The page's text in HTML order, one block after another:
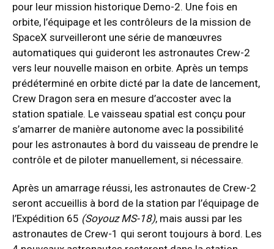
pour leur mission historique Demo-2. Une fois en
orbite, l’équipage et les contrôleurs de la mission de
SpaceX surveilleront une série de manœuvres
automatiques qui guideront les astronautes Crew-2
vers leur nouvelle maison en orbite. Après un temps
prédéterminé en orbite dicté par la date de lancement,
Crew Dragon sera en mesure d’accoster avec la
station spatiale. Le vaisseau spatial est conçu pour
s’amarrer de manière autonome avec la possibilité
pour les astronautes à bord du vaisseau de prendre le
contrôle et de piloter manuellement, si nécessaire.
Après un amarrage réussi, les astronautes de Crew-2
seront accueillis à bord de la station par l’équipage de
l’Expédition 65 (Soyouz MS-18), mais aussi par les
astronautes de Crew-1 qui seront toujours à bord. Les